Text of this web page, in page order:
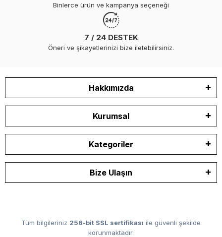
Binlerce ürün ve kampanya seçeneği
7 / 24 DESTEK
Öneri ve şikayetlerinizi bize iletebilirsiniz.
Hakkımızda
Kurumsal
Kategoriler
Bize Ulaşın
Tüm bilgileriniz 256-bit SSL sertifikası ile güvenli şekilde
korunmaktadır.